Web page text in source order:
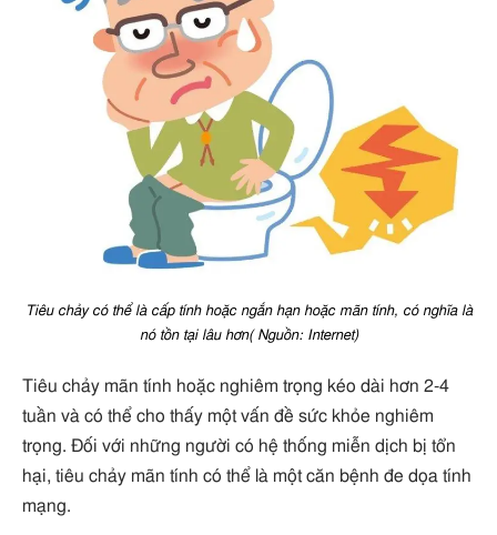
Tiêu chảy có thể là cấp tính hoặc ngắn hạn hoặc mãn tính, có nghĩa là
nó tồn tại lâu hơn( Nguồn: Internet)
Tiêu chảy mãn tính hoặc nghiêm trọng kéo dài hơn 2-4
tuần và có thể cho thấy một vấn đề sức khỏe nghiêm
trọng. Đối với những người có hệ thống miễn dịch bị tổn
hại, tiêu chảy mãn tính có thể là một căn bệnh đe dọa tính
mạng.